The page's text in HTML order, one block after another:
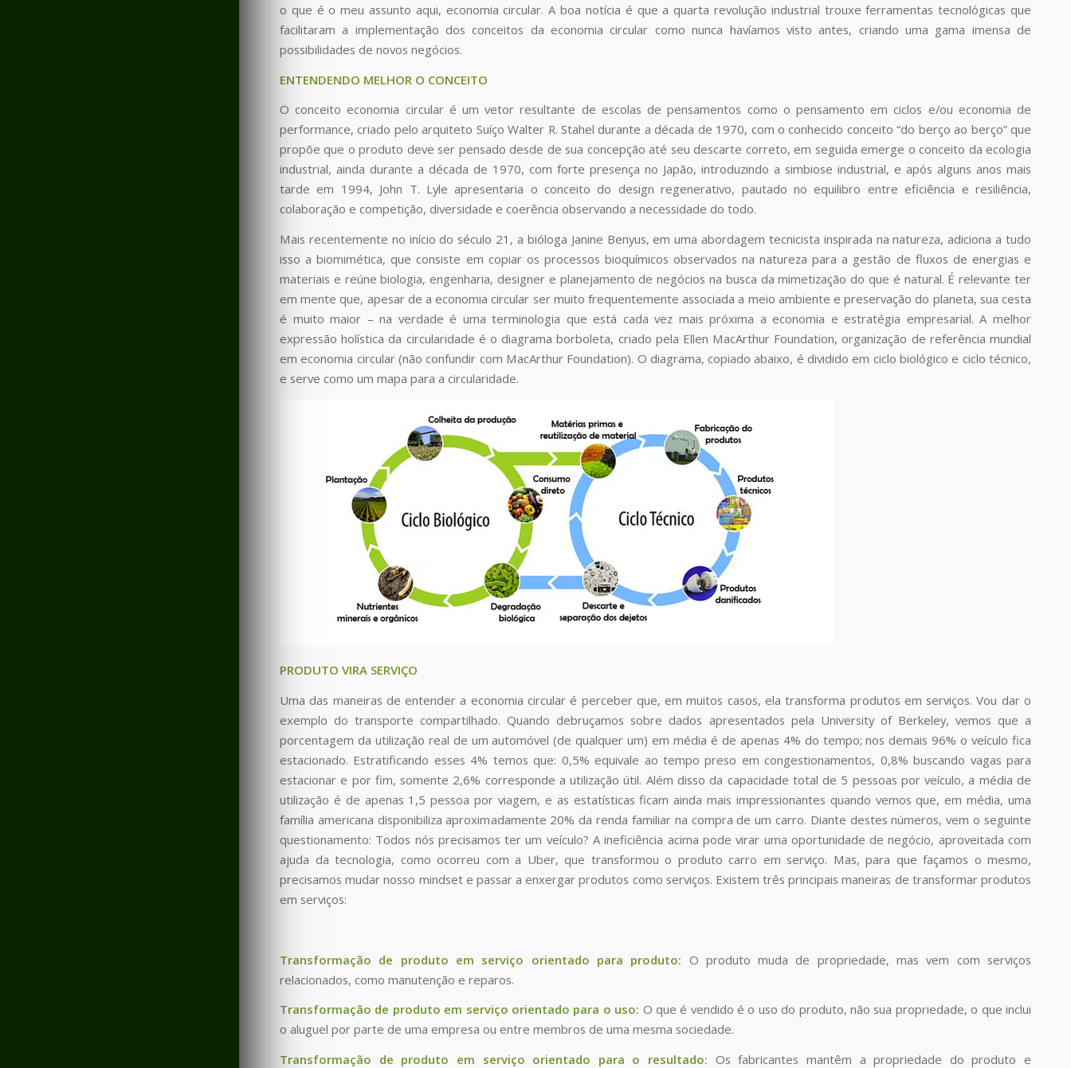
o que é o meu assunto aqui, economia circular. A boa notícia é que a quarta revolução industrial trouxe ferramentas tecnológicas que
facilitaram a implementação dos conceitos da economia circular como nunca havíamos visto antes, criando uma gama imensa de
possibilidades de novos negócios.
ENTENDENDO MELHOR O CONCEITO
O conceito economia circular é um vetor resultante de escolas de pensamentos como o pensamento em ciclos e/ou economia de
performance, criado pelo arquiteto Suíço Walter R. Stahel durante a década de 1970, com o conhecido conceito “do berço ao berço” que
propõe que o produto deve ser pensado desde de sua concepção até seu descarte correto, em seguida emerge o conceito da ecologia
industrial, ainda durante a década de 1970, com forte presença no Japão, introduzindo a simbiose industrial, e após alguns anos mais
tarde em 1994, John T. Lyle apresentaria o conceito do design regenerativo, pautado no equilibro entre eficiência e resiliência,
colaboração e competição, diversidade e coerência observando a necessidade do todo.
Mais recentemente no início do século 21, a bióloga Janine Benyus, em uma abordagem tecnicista inspirada na natureza, adiciona a tudo
isso a biomimética, que consiste em copiar os processos bioquímicos observados na natureza para a gestão de fluxos de energias e
materiais e reúne biologia, engenharia, designer e planejamento de negócios na busca da mimetização do que é natural. É relevante ter
em mente que, apesar de a economia circular ser muito frequentemente associada a meio ambiente e preservação do planeta, sua cesta
é muito maior – na verdade é uma terminologia que está cada vez mais próxima a economia e estratégia empresarial. A melhor
expressão holística da circularidade é o diagrama borboleta, criado pela Ellen MacArthur Foundation, organização de referência mundial
em economia circular (não confundir com MacArthur Foundation). O diagrama, copiado abaixo, é dividido em ciclo biológico e ciclo técnico,
e serve como um mapa para a circularidade.
PRODUTO VIRA SERVIÇO
Uma das maneiras de entender a economia circular é perceber que, em muitos casos, ela transforma produtos em serviços. Vou dar o
exemplo do transporte compartilhado. Quando debruçamos sobre dados apresentados pela University of Berkeley, vemos que a
porcentagem da utilização real de um automóvel (de qualquer um) em média é de apenas 4% do tempo; nos demais 96% o veículo fica
estacionado. Estratificando esses 4% temos que: 0,5% equivale ao tempo preso em congestionamentos, 0,8% buscando vagas para
estacionar e por fim, somente 2,6% corresponde a utilização útil. Além disso da capacidade total de 5 pessoas por veículo, a média de
utilização é de apenas 1,5 pessoa por viagem, e as estatísticas ficam ainda mais impressionantes quando vemos que, em média, uma
família americana disponibiliza aproximadamente 20% da renda familiar na compra de um carro. Diante destes números, vem o seguinte
questionamento: Todos nós precisamos ter um veículo? A ineficiência acima pode virar uma oportunidade de negócio, aproveitada com
ajuda da tecnologia, como ocorreu com a Uber, que transformou o produto carro em serviço. Mas, para que façamos o mesmo,
precisamos mudar nosso mindset e passar a enxergar produtos como serviços. Existem três principais maneiras de transformar produtos
em serviços:
Transformação de produto em serviço orientado para produto: O produto muda de propriedade, mas vem com serviços
relacionados, como manutenção e reparos.
Transformação de produto em serviço orientado para o uso: O que é vendido é o uso do produto, não sua propriedade, o que inclui
o aluguel por parte de uma empresa ou entre membros de uma mesma sociedade.
Transformação de produto em serviço orientado para o resultado: Os fabricantes mantêm a propriedade do produto e